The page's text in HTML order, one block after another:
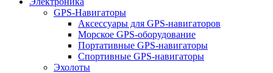
GPS-Навигаторы
Аксессуары для GPS-навигаторов
Морское GPS-оборудование
Портативные GPS-навигаторы
Спортивные GPS-навигаторы
Эхолоты